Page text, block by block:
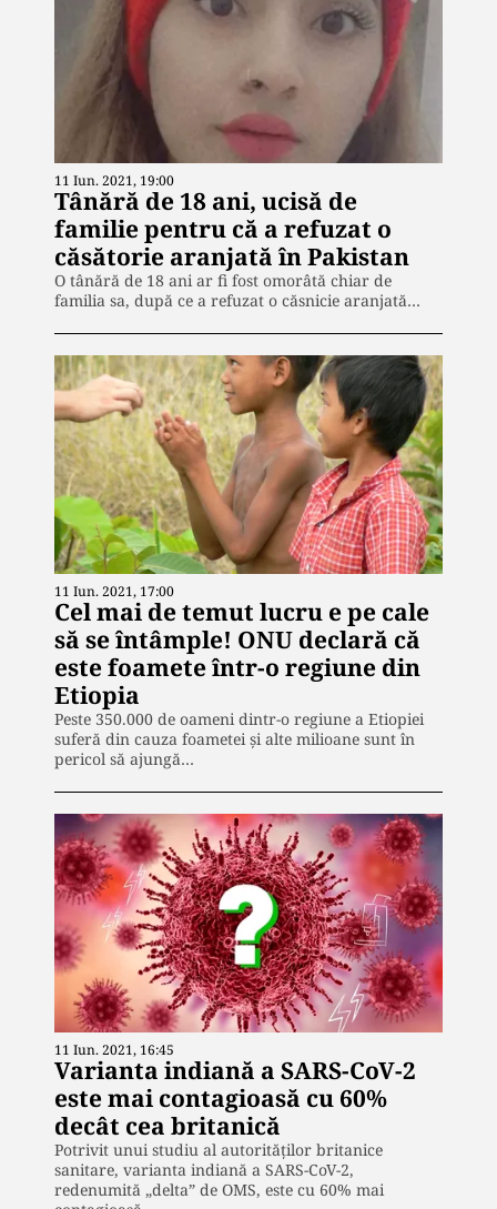
11 Iun. 2021, 19:00
Tânără de 18 ani, ucisă de
familie pentru că a refuzat o
căsătorie aranjată în Pakistan
O tânără de 18 ani ar fi fost omorâtă chiar de
familia sa, după ce a refuzat o căsnicie aranjată…
11 Iun. 2021, 17:00
Cel mai de temut lucru e pe cale
să se întâmple! ONU declară că
este foamete într-o regiune din
Etiopia
Peste 350.000 de oameni dintr-o regiune a Etiopiei
suferă din cauza foametei și alte milioane sunt în
pericol să ajungă…
11 Iun. 2021, 16:45
Varianta indiană a SARS-CoV-2
este mai contagioasă cu 60%
decât cea britanică
Potrivit unui studiu al autorităţilor britanice
sanitare, varianta indiană a SARS-CoV-2,
redenumită „delta” de OMS, este cu 60% mai